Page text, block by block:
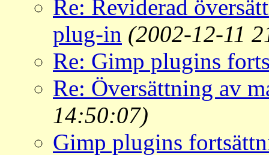
Re: Reviderad
plug-in (2002-12-11
Re: Gimp plugins
Re: Översättning av
14:50:07)
Gimp plugins